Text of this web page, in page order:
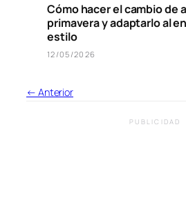
Cómo hacer el cambio de
primavera y adaptarlo al
estilo
12/05/2026
← Anterior
PUBLICIDAD